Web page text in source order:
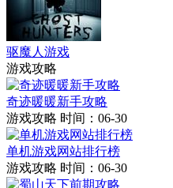
驱魔人游戏
游戏攻略
奇迹暖暖新手攻略
游戏攻略 时间：06-30
单机游戏网站排行榜
游戏攻略 时间：06-30